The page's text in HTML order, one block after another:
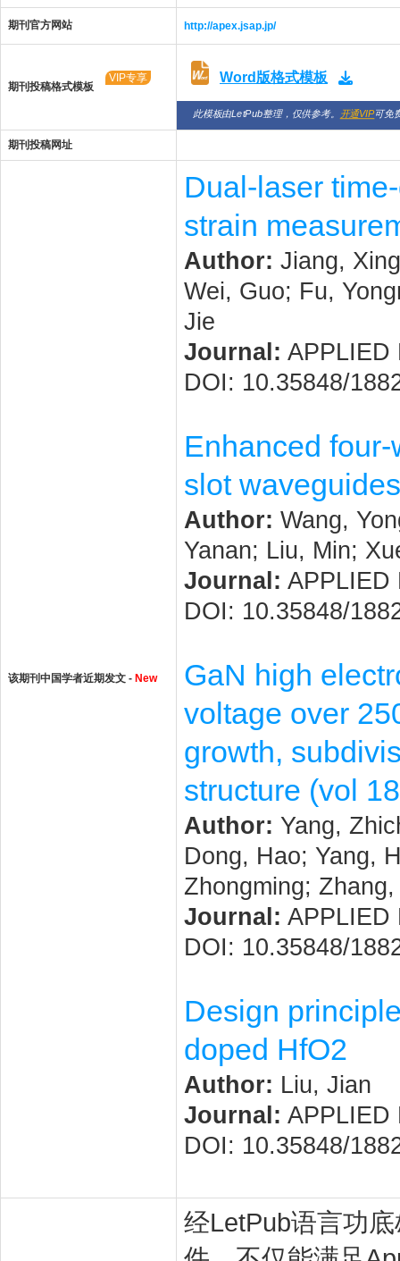
期刊官方网站 http://apex.jsap.jp/
期刊投稿格式模板
VIP专享 Word版格式模板
此模板由LetPub整理，仅供参考。 开通VIP可免
期刊投稿网址
该期刊中国学者近期发文 - New
Dual-laser
strain
Author: Jiang,
Wei, Guo; Fu,
Jie
Journal: APPLIED
DOI: 10.35848/
Enhanced
slot waveguides
Author: Wang,
Yanan; Liu, Min;
Journal: APPLIED
DOI: 10.35848/
GaN high
voltage over
growth,
structure (vol
Author: Yang,
Dong, Hao; Yang,
Zhongming;
Journal: APPLIED
DOI: 10.35848/
Design
doped HfO2
Author: Liu, Jian
Journal: APPLIED
DOI: 10.35848/
经LetPub语言功